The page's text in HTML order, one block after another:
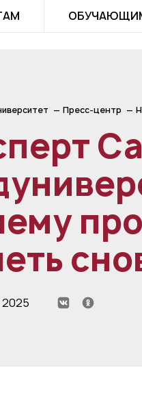
Пресс-центр
2025